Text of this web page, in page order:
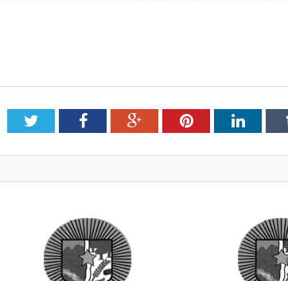
TwitterFacebookGoogle+Pinterest